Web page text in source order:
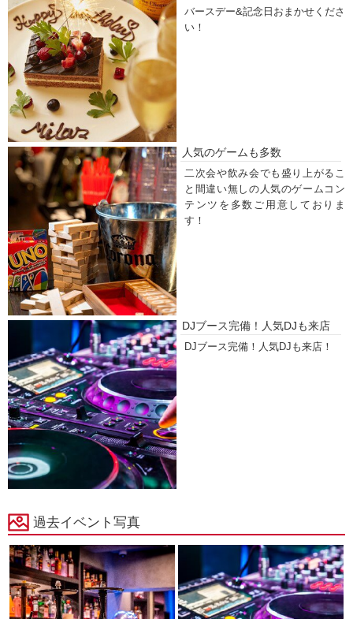
バースデー&記念日おまかせくださ
い！
人気のゲームも多数
二次会や飲み会でも盛り上がるこ
と間違い無しの人気のゲームコン
テンツを多数ご用意しておりま
す！
DJブース完備！人気DJも来店
DJブース完備！人気DJも来店！
過去イベント写真